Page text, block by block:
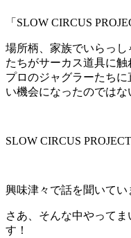
「SLOW CIRCUS
場所柄、家族でいらっ
たちがサーカス道具に触
プロのジャグラーたち
い機会になったのではな
SLOW CIRCUS
興味津々で話を聞いてい
さあ、そんな中やって
す！